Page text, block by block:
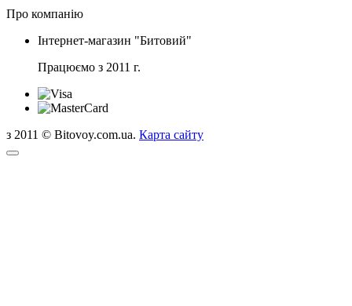
Про компанію
Інтернет-магазин "Битовий"
Працюємо з 2011 г.
з 2011 © Bitovoy.com.ua. Карта сайту